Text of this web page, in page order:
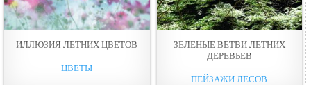
ИЛЛЮЗИЯ ЛЕТНИХ ЦВЕТОВ
ЦВЕТЫ
ЗЕЛЕНЫЕ ВЕТВИ ЛЕТНИХ
ДЕРЕВЬЕВ
ПЕЙЗАЖИ ЛЕСОВ